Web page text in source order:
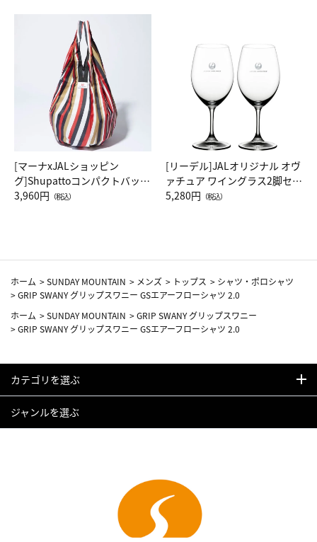
[マーナxJALショッピン
グ]Shupattoコンパクトバッグ
Drop JAL客室乗務員（LC）ス
3,960円 （税込）
[リーデル]JALオリジナル オヴ
ァチュア ワイングラス2脚セッ
ト（レッドワイン）
5,280円 （税込）
ホーム >SUNDAY MOUNTAIN > メンズ > トップス > シャツ・ポロシャツ
>GRIP SWANY グリップスワニー GSエアーフローシャツ 2.0
ホーム >SUNDAY MOUNTAIN >GRIP SWANY グリップスワニー
>GRIP SWANY グリップスワニー GSエアーフローシャツ 2.0
カテゴリを選ぶ
ジャンルを選ぶ